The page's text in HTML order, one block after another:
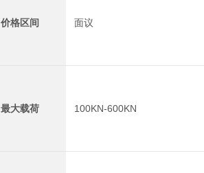
价格区间 面议
最大载荷 100KN-600KN